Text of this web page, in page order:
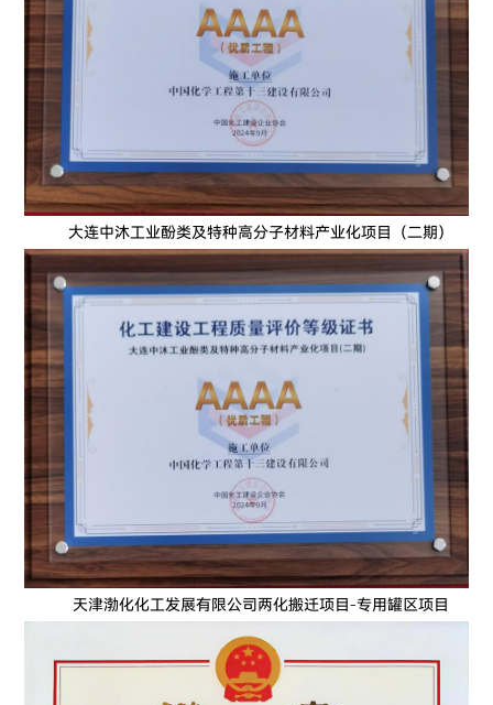
大连中沐工业酚类及特种高分子材料产业化项目（二期）
天津渤化化工发展有限公司两化搬迁项目-专用罐区项目